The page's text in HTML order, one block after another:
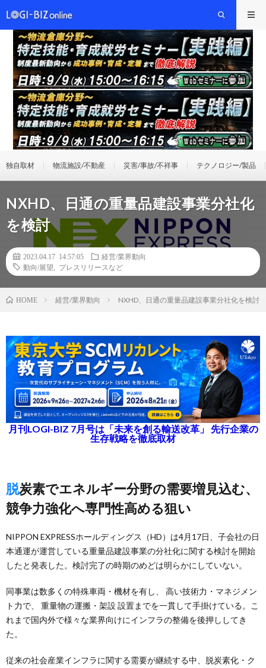
独自取材 物流施設/不動産 災害/事故/不祥事 テクノロジー/製品
NXHD、日通の重量品建設事業分社化
を検討
2023.04.17 14:57:05
経営/業界動向
動向/展望
プレスリリースなど
HOME 経営/業界動向 NXHD、日通の重量品建設事業分社化を検討
月刊LOGI-BIZ 7月号は「未来を創る輸送改革」 先行企業の
生存戦略を徹底取材
脱炭素でエネルギー分野の需要増見込む、
競争力強化へ専門性高める狙い
NIPPON EXPRESSホールディングス（HD）は4月17日、子会社の日
本通運が運営している重量品建設事業の分社化に関する検討を開始
したと発表した。検討完了の時期のめどは明らかにしていない。
同事業は数多くの特殊車両・機材を有し、 高い技術力・マネジメン
ト力で、 重量物の運搬・架設 設置までを一貫して手掛けている。こ
れまで国内外で様々な業界向けにインフラの整備を後押ししてき
た。
従来の社会産業インフラに関する需要が継続する中、脱炭素化・ク